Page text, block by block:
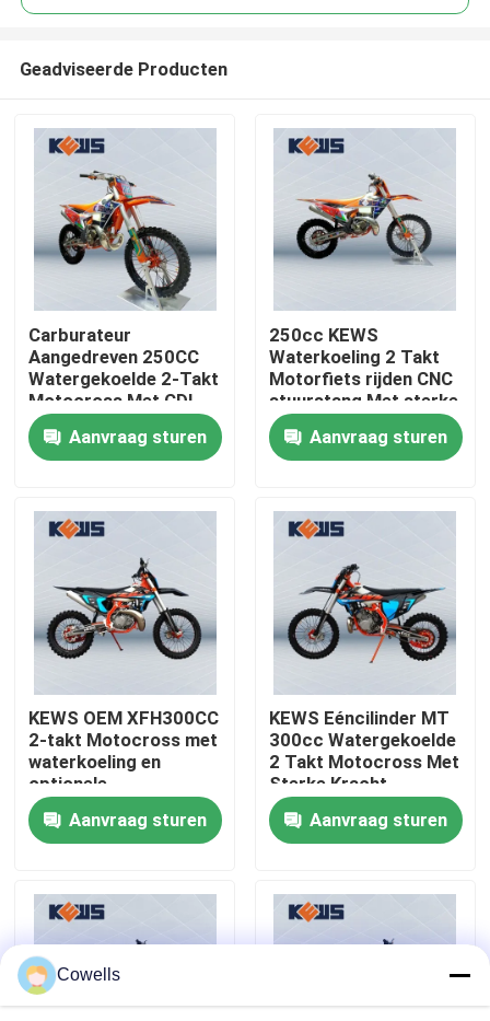
Huis
Producten
Ongeveer ons
Fabrieksreis
Kwaliteitscontrole
Contacteer ons
bloggen
Twee Motorfietsen van Slagenduro
Verzamelingsmotorfietsen
Geadviseerde Producten
Carburateur
Aangedreven 250CC
Watergekoelde 2-Takt
Motocross Met CDI
Ontsteking En
Optionele Stickers
Aanvraag sturen
250cc KEWS
Waterkoeling 2 Takt
Motorfiets rijden CNC
stuurstang Met sterke
kracht
Aanvraag sturen
KEWS OEM XFH300CC
2-takt Motocross met
waterkoeling en
optionele
configuraties
Aanvraag sturen
KEWS Eéncilinder MT
300cc Watergekoelde
2 Takt Motocross Met
Sterke Kracht
Aanvraag sturen
Cowells